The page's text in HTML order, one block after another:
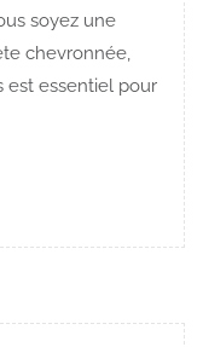
soyez une
chevronnée,
est essentiel pour